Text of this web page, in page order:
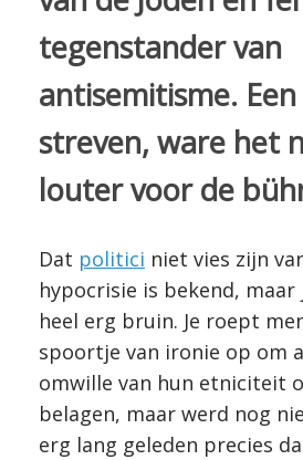
tegenstander van
antisemitisme.
streven, ware het
louter voor de
Dat politici niet vies zijn
hypocrisie is bekend,
heel erg bruin. Je roept
spoortje van ironie op om
omwille van hun etniciteit
belagen, maar werd nog
erg lang geleden precies